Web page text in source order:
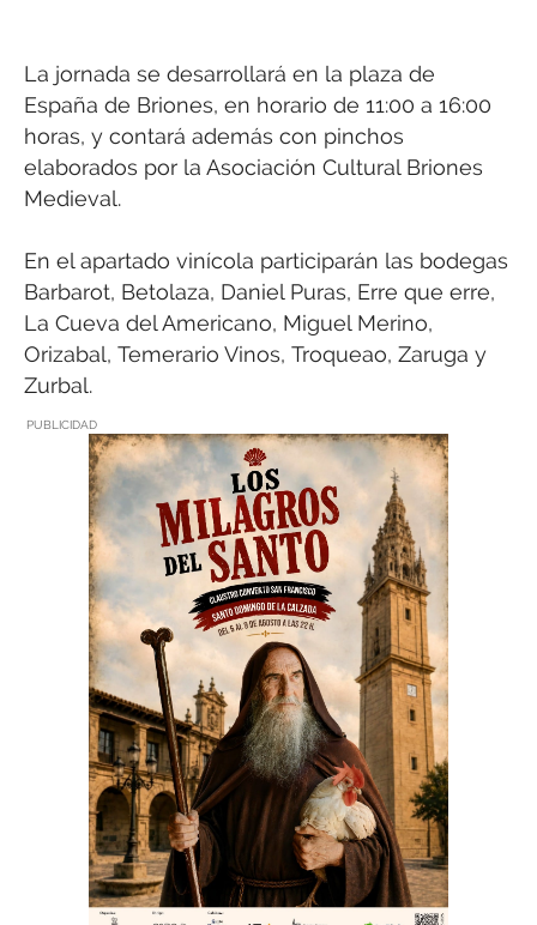
La jornada se desarrollará en la plaza de
España de Briones, en horario de 11:00 a 16:00
horas, y contará además con pinchos
elaborados por la Asociación Cultural Briones
Medieval.
En el apartado vinícola participarán las bodegas
Barbarot, Betolaza, Daniel Puras, Erre que erre,
La Cueva del Americano, Miguel Merino,
Orizabal, Temerario Vinos, Troqueao, Zaruga y
Zurbal.
PUBLICIDAD